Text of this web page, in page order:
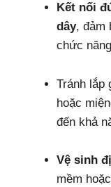
Kết nối
dây, đảm
chức
Tránh lắp
hoặc
đến khả
Vệ sinh
mềm